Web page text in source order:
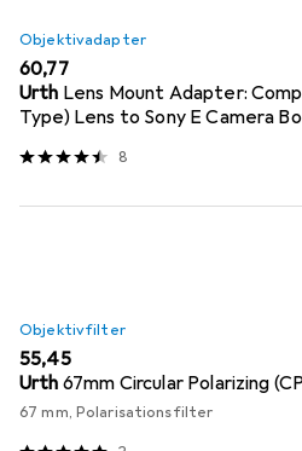
Objektivadapter
EUR
60,77
Urth Lens Mount Adapter:
Type) Lens to Sony E Camera
8
Objektivfilter
EUR
55,45
Urth 67mm Circular Polarizing
67 mm, Polarisationsfilter